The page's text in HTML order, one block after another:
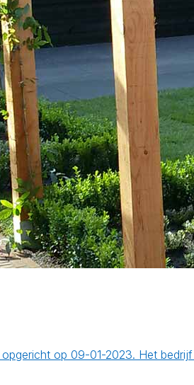
op 09-01-2023. Het